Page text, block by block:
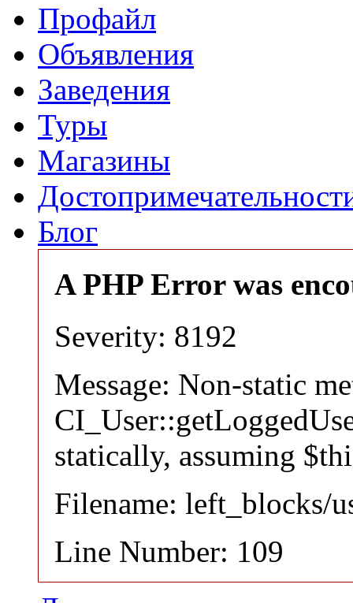
Профайл
Объявления
Заведения
Туры
Магазины
Блог
A PHP Error was
Severity: 8192
Message: Non-static
statically, assuming
Filename: left_blocks/
Line Number: 109